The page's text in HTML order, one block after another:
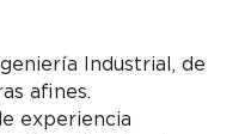
Industrial, de
afines.
experiencia